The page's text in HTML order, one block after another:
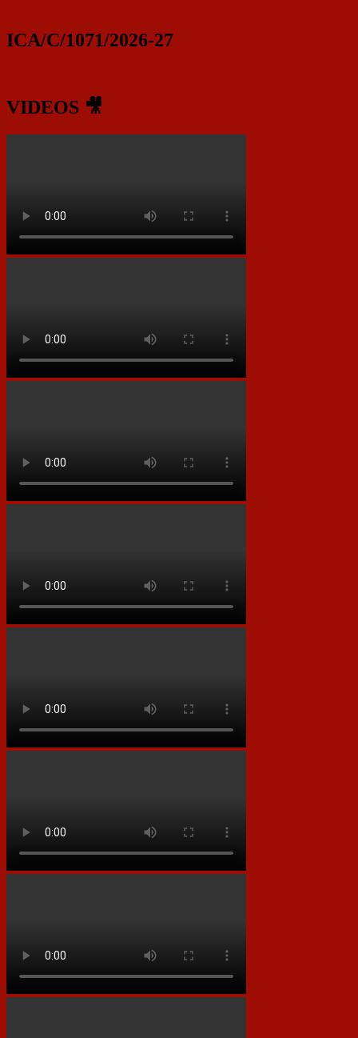
ICA/C/1071/2026-27
VIDEOS 🎥